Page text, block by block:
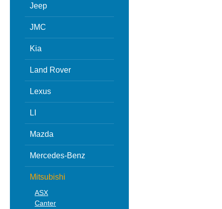
Jeep
JMC
Kia
Land Rover
Lexus
LI
Mazda
Mercedes-Benz
Mitsubishi
ASX
Canter